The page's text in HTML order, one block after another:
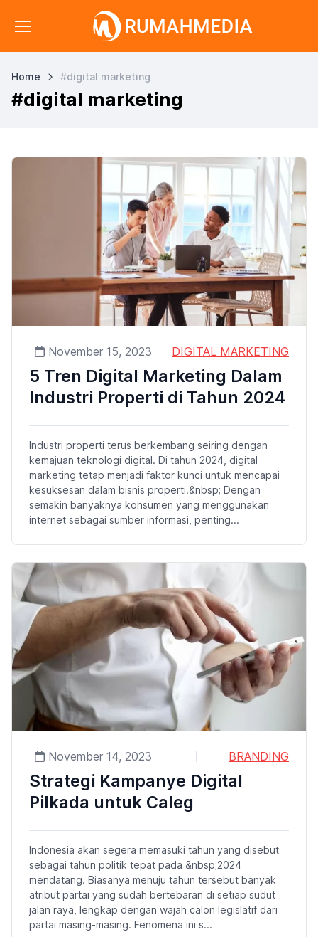
Home #digital marketing
#digital marketing
November 15, 2023 DIGITAL MARKETING
5 Tren Digital Marketing Dalam
Industri Properti di Tahun 2024
Industri properti terus berkembang seiring dengan
kemajuan teknologi digital. Di tahun 2024, digital
marketing tetap menjadi faktor kunci untuk mencapai
kesuksesan dalam bisnis properti.&nbsp; Dengan
semakin banyaknya konsumen yang menggunakan
internet sebagai sumber informasi, penting...
November 14, 2023 BRANDING
Strategi Kampanye Digital
Pilkada untuk Caleg
Indonesia akan segera memasuki tahun yang disebut
sebagai tahun politik tepat pada &nbsp;2024
mendatang. Biasanya menuju tahun tersebut banyak
atribut partai yang sudah bertebaran di setiap sudut
jalan raya, lengkap dengan wajah calon legislatif dari
partai masing-masing. Fenomena ini s...